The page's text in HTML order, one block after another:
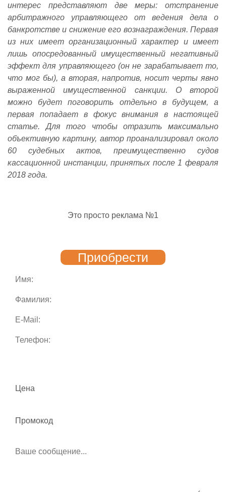
интерес представляют две меры: отстранение
арбитражного управляющего от ведения дела о
банкротстве и снижение его вознаграждения. Первая
из них имеет организационный характер и имеет
лишь опосредованный имущественный негативный
эффект для управляющего (он не зарабатывает то,
что мог бы), а вторая, напротив, носит черты явно
выраженной имущественной санкции. О второй
можно будет поговорить отдельно в будущем, а
первая попадает в фокус внимания в настоящей
статье. Для того чтобы отразить максимально
объективную картину, автор проанализировал около
60 судебных актов, преимущественно судов
кассационной инстанции, принятых после 1 февраля
2018 года.
Это просто реклама №1
Приобрести
Цена
Промокод